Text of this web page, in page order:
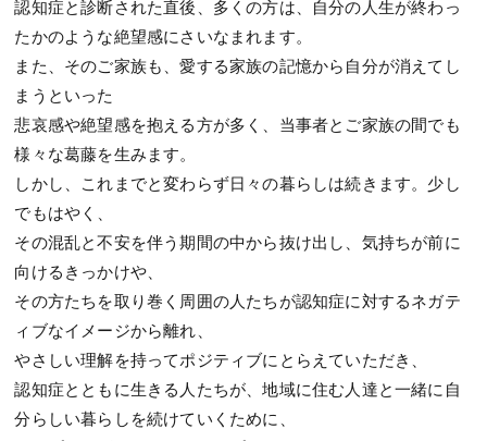
認知症と診断された直後、多くの方は、自分の人生が終わっ
たかのような絶望感にさいなまれます。
また、そのご家族も、愛する家族の記憶から自分が消えてし
まうといった
悲哀感や絶望感を抱える方が多く、当事者とご家族の間でも
様々な葛藤を生みます。
しかし、これまでと変わらず日々の暮らしは続きます。少し
でもはやく、
その混乱と不安を伴う期間の中から抜け出し、気持ちが前に
向けるきっかけや、
その方たちを取り巻く周囲の人たちが認知症に対するネガテ
ィブなイメージから離れ、
やさしい理解を持ってポジティブにとらえていただき、
認知症とともに生きる人たちが、地域に住む人達と一緒に自
分らしい暮らしを続けていくために、